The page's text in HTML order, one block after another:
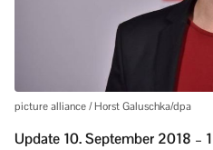
picture alliance / Horst Galuschka/dpa
Update 10. September 2018 –